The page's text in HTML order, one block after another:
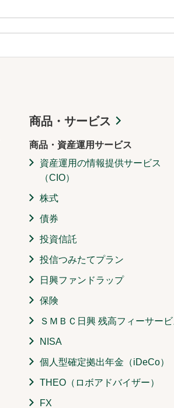
商品・サービス
商品・資産運用サービス
資産運用の情報提供サービス
（CIO）
株式
債券
投資信託
投信つみたてプラン
日興ファンドラップ
保険
ＳＭＢＣ日興 残高フィーサービ
NISA
個人型確定拠出年金（iDeCo）
THEO（ロボアドバイザー）
FX